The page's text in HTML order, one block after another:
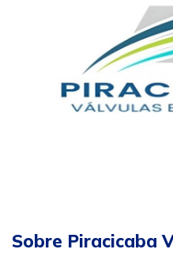
Sobre Piracicaba